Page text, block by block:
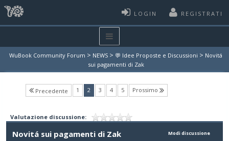
LOGIN REGISTRATI
WuBook Community Forum > NEWS > 💬 Idee Proposte e Discussioni > Novitá
sui pagamenti di Zak
Precedente 1 2(current)
3 4 5 Prossimo
Valutazione discussione:
Modi discussione
Novitá sui pagamenti di Zak